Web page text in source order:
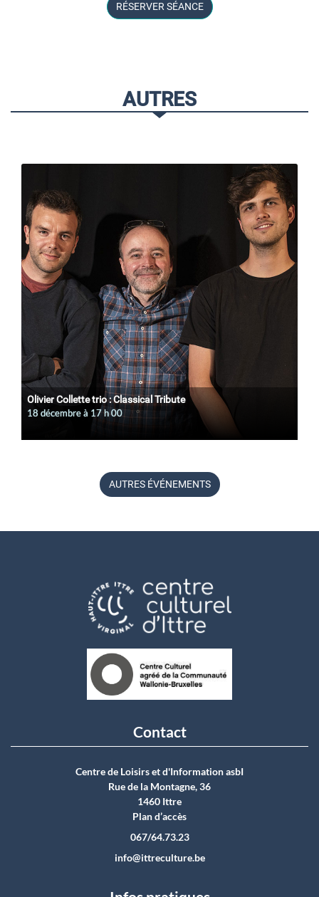
RÉSERVER SÉANCE
AUTRES
Olivier Collette trio : Classical Tribute
18 décembre à 17 h 00
AUTRES ÉVÉNEMENTS
Contact
Centre de Loisirs et d'Information asbI
Rue de la Montagne, 36
1460 Ittre
Plan d’accès
067/64.73.23
info@ittreculture.be